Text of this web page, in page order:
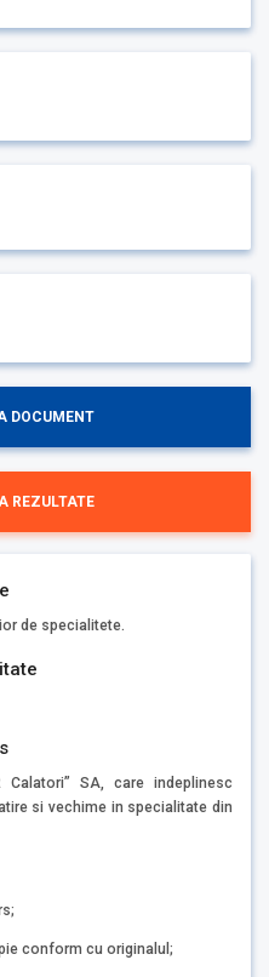
DOCUMENT
REZULTATE
de specialitete.
Calatori” SA, care indeplinesc
si vechime in specialitate din
conform cu originalul;